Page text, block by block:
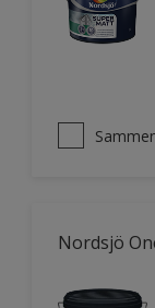
Nordsjö